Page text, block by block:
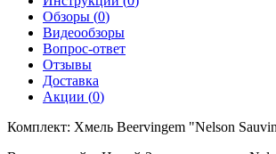
Обзоры (0)
Видеообзоры
Вопрос-ответ
Отзывы
Доставка
Акции (0)
Комплект: Хмель Beervingem "Nelson